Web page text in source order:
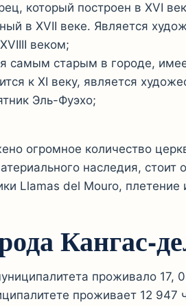
который построен в XVI
в XVII веке. Является
веком;
самым старым в городе,
к XI веку, является
Эль-Фуэхо;
огромное количество
наследия,
Llamas del Mouro,
Кангас-
проживало
проживает 12